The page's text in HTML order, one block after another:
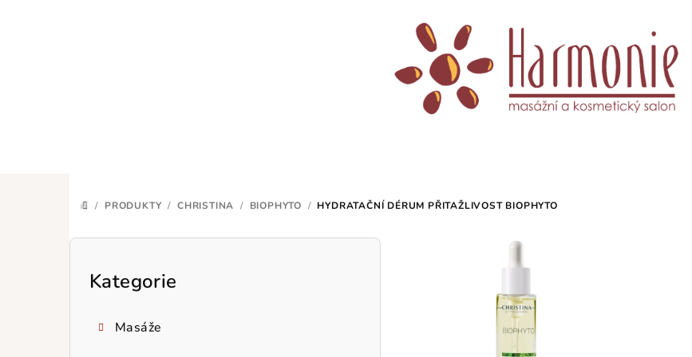
DOMŮ
/ PRODUKTY / CHRISTINA / BIOPHYTO / HYDRATAČNÍ DÉRUM PŘITAŽLIVOST BIOPHYTO
P
Přeskočit
Kategorie
Masáže